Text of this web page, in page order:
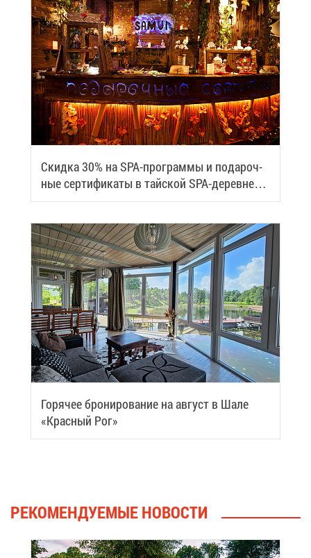
Скид­ка 30% на SPA-про­грам­мы и по­да­роч­
ные сер­ти­фи­ка­ты в тай­ской SPA-де­ревне
Samui
Го­ря­чее бро­ни­ро­ва­ние на ав­густ в Ша­ле
«Крас­ный Рог»
РЕ­КО­МЕН­ДУ­Е­МЫЕ НО­ВО­СТИ